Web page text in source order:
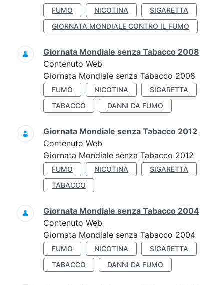
FUMO NICOTINA
SIGARETTA
GIORNATA MONDIALE CONTRO IL FUMO
Giornata Mondiale senza Tabacco 2008
Contenuto Web
Giornata Mondiale senza Tabacco 2008
FUMO NICOTINA
SIGARETTA
TABACCO
DANNI DA FUMO
Giornata Mondiale senza Tabacco 2012
Contenuto Web
Giornata Mondiale senza Tabacco 2012
FUMO NICOTINA
SIGARETTA
TABACCO
Giornata Mondiale senza Tabacco 2004
Contenuto Web
Giornata Mondiale senza Tabacco 2004
FUMO NICOTINA
SIGARETTA
TABACCO
DANNI DA FUMO